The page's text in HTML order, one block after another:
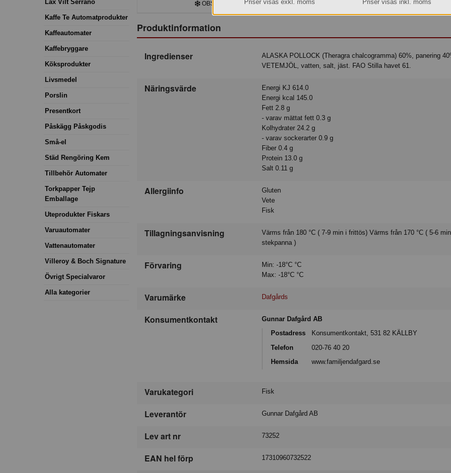
Lax Vilt Serrano
Kaffe Te Automatprodukter
Kaffeautomater
Kaffebryggare
Köksprodukter
Livsmedel
Porslin
Presentkort
Påskägg Påskgodis
Små-el
Städ Rengöring Kem
Tillbehör Automater
Torkpapper Tejp
Emballage
Uteprodukter Fiskars
Varuautomater
Vattenautomater
Villeroy & Boch Signature
Övrigt Specialvaror
Alla kategorier
OBS! Frysvara. Levereras med frystransport, eller hämta själva vid vårt lager i Aneby.
Produktinformation
Ingredienser
ALASKA POLLOCK (Theragra chalcogramma) 60%, panering 40%:
VETEMJÖL, vatten, salt, jäst. FAO Stilla havet 61.
Näringsvärde
Energi KJ 614.0
Energi kcal 145.0
Fett 2.8 g
- varav mättat fett 0.3 g
Kolhydrater 24.2 g
- varav sockerarter 0.9 g
Fiber 0.4 g
Protein 13.0 g
Salt 0.11 g
Allergiinfo
Gluten
Vete
Fisk
Tillagningsanvisning
Värms från 180 °C ( 7-9 min i frittös) Värms från 170 °C ( 5-6
stekpanna )
Förvaring
Min: -18°C °C
Max: -18°C °C
Varumärke Dafgårds
Konsumentkontakt
Gunnar Dafgård AB
Postadress
Konsumentkontakt, 531 82 KÄLLBY
Telefon
020-76 40 20
Hemsida
www.familjendafgard.se
Varukategori Fisk
Leverantör Gunnar Dafgård AB
Lev art nr 73252
EAN hel förp 17310960732522
Priser visas exkl. moms Priser visas inkl. moms